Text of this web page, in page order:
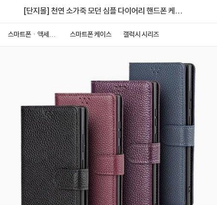
[단지몰] 천연 소가죽 모던 심플 다이어리 핸드폰 케이
스마트폰ㆍ액세서
스마트폰 케이스 갤럭시 시리즈